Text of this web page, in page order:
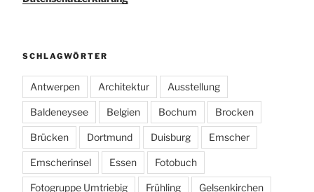
SCHLAGWÖRTER
Antwerpen Architektur Ausstellung
Baldeneysee Belgien Bochum Brocken
Brücken Dortmund Duisburg Emscher
Emscherinsel Essen Fotobuch
Fotogruppe Umtriebig Frühling Gelsenkirchen